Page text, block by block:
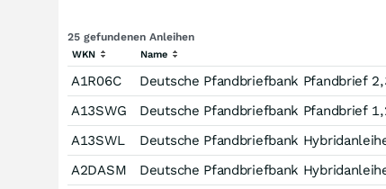
25 gefundenen Anleihen
WKN Name
A1R06C Deutsche Pfandbriefbank Pfandbrief
A13SWG
Deutsche Pfandbriefbank Pfandbrief
A13SWL
Deutsche Pfandbriefbank
A2DASM
Deutsche Pfandbriefbank